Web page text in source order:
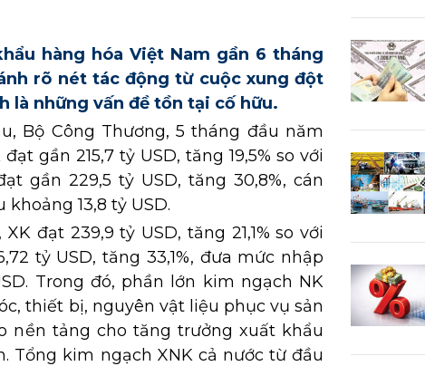
hàng hóa Việt Nam gần 6 tháng
rõ nét tác động từ cuộc xung đột
là những vấn đề tồn tại cố hữu.
Bộ Công Thương, 5 tháng đầu năm
gần 215,7 tỷ USD, tăng 19,5% so với
gần 229,5 tỷ USD, tăng 30,8%, cán
13,8 tỷ USD.
đạt 239,9 tỷ USD, tăng 21,1% so với
tỷ USD, tăng 33,1%, đưa mức nhập
Trong đó, phần lớn kim ngạch NK
thiết bị, nguyên vật liệu phục vụ sản
nền tảng cho tăng trưởng xuất khẩu
Tổng kim ngạch XNK cả nước từ đầu